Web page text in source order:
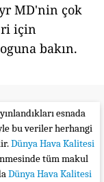
MD'nin çok
için
bakın.
esnada
bu veriler herhangi
Dünya Hava Kalitesi
tüm makul
Dünya Hava Kalitesi